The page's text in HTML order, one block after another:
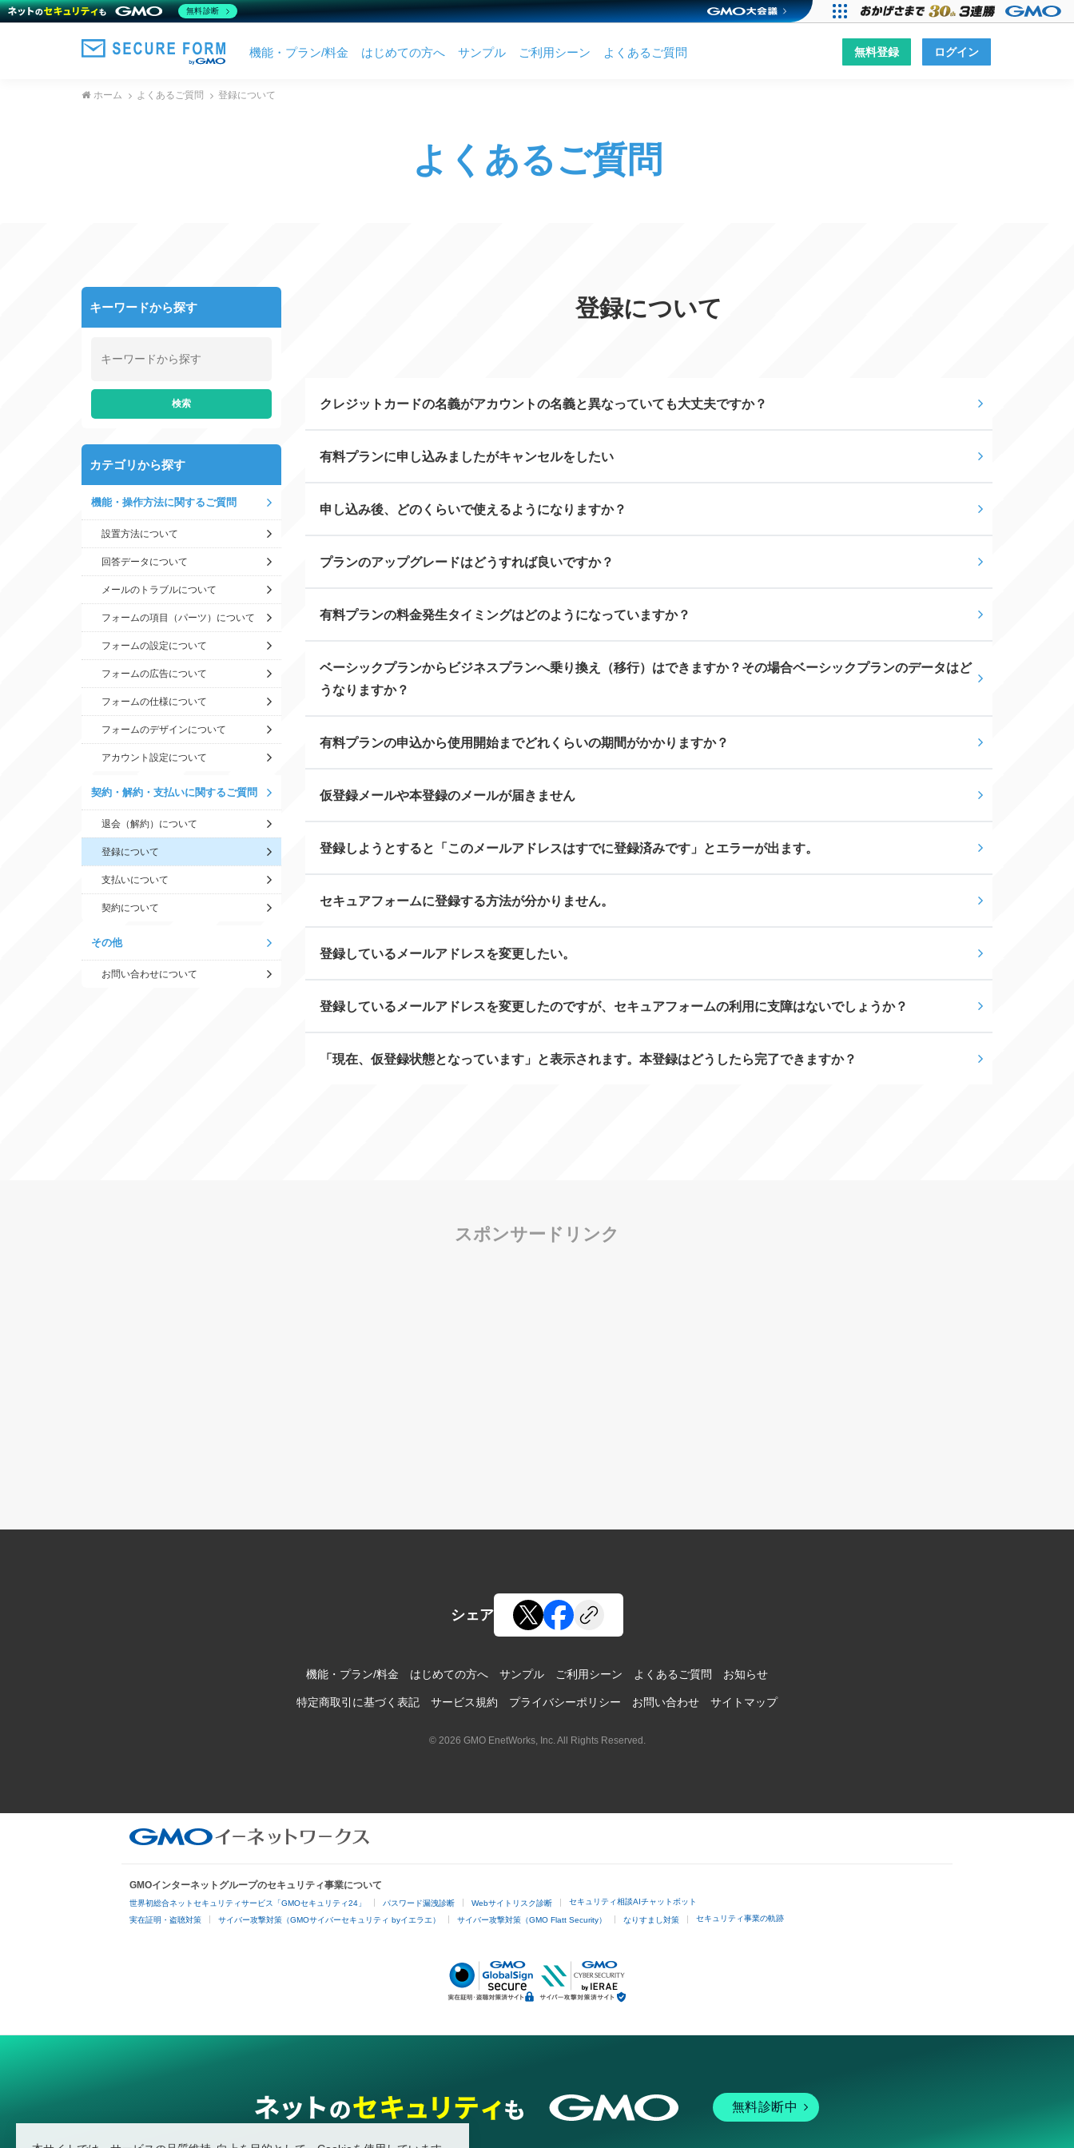
機能・プラン/料金 はじめての方へ サンプル ご利用シーン よくあるご質問 無料登録 ログイン
ホーム よくあるご質問 登録について
よくあるご質問
キーワードから探す
カテゴリから探す
機能・操作方法に関するご質問
設置方法について
回答データについて
メールのトラブルについて
フォームの項目（パーツ）について
フォームの設定について
フォームの広告について
フォームの仕様について
フォームのデザインについて
アカウント設定について
契約・解約・支払いに関するご質問
退会（解約）について
登録について
支払いについて
契約について
その他
お問い合わせについて
登録について
クレジットカードの名義がアカウントの名義と異なっていても大丈夫ですか？
有料プランに申し込みましたがキャンセルをしたい
申し込み後、どのくらいで使えるようになりますか？
プランのアップグレードはどうすれば良いですか？
有料プランの料金発生タイミングはどのようになっていますか？
ベーシックプランからビジネスプランへ乗り換え（移行）はできますか？その場合ベーシックプランのデータはど
うなりますか？
有料プランの申込から使用開始までどれくらいの期間がかかりますか？
仮登録メールや本登録のメールが届きません
登録しようとすると「このメールアドレスはすでに登録済みです」とエラーが出ます。
セキュアフォームに登録する方法が分かりません。
登録しているメールアドレスを変更したい。
登録しているメールアドレスを変更したのですが、セキュアフォームの利用に支障はないでしょうか？
「現在、仮登録状態となっています」と表示されます。本登録はどうしたら完了できますか？
スポンサードリンク
シェア
機能・プラン/料金 はじめての方へ サンプル ご利用シーン よくあるご質問 お知らせ
特定商取引に基づく表記 サービス規約 プライバシーポリシー お問い合わせ サイトマップ
© 2026 GMO EnetWorks, Inc. All Rights Reserved.
GMOインターネットグループのセキュリティ事業について
世界初総合ネットセキュリティサービス「GMOセキュリティ24」 パスワード漏洩診断 Webサイトリスク診断 セキュリティ相談AIチャットボット
実在証明・盗聴対策 サイバー攻撃対策（GMOサイバーセキュリティ byイエラエ） サイバー攻撃対策（GMO Flatt Security） なりすまし対策 セキュリティ事業の軌跡
無料診断中
無料診断